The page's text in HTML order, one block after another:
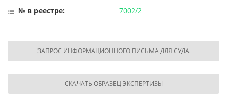
№ в реестре:
7002/2
ЗАПРОС ИНФОРМАЦИОННОГО ПИСЬМА ДЛЯ СУДА
СКАЧАТЬ ОБРАЗЕЦ ЭКСПЕРТИЗЫ